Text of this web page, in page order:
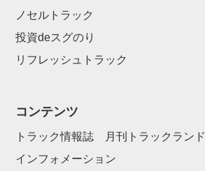
ノセルトラック
投資deスグのり
リフレッシュトラック
コンテンツ
トラック情報誌 月刊トラックランド
インフォメーション